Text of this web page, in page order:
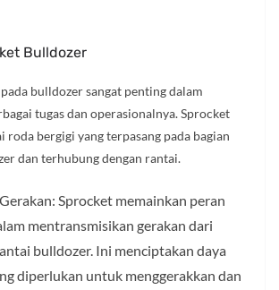
Bulldozer
bulldozer sangat penting dalam
tugas dan operasionalnya. Sprocket
roda bergigi yang terpasang pada bagian
dan terhubung dengan rantai.
Sprocket memainkan peran
mentransmisikan gerakan dari
bulldozer. Ini menciptakan daya
diperlukan untuk menggerakkan dan